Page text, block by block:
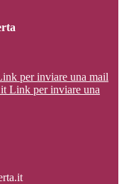
per inviare una mail
Link per inviare una